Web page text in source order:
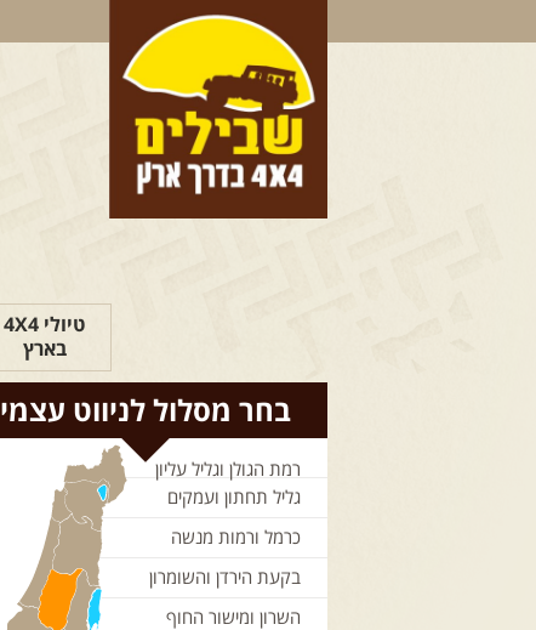
טיולי 4X4
בארץ
בחר מסלול לניווט עצמי
רמת הגולן וגליל עליון
גליל תחתון ועמקים
כרמל ורמות מנשה
בקעת הירדן והשומרון
השרון ומישור החוף